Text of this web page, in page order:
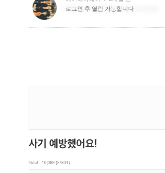
Total : 10,069 (5/504)